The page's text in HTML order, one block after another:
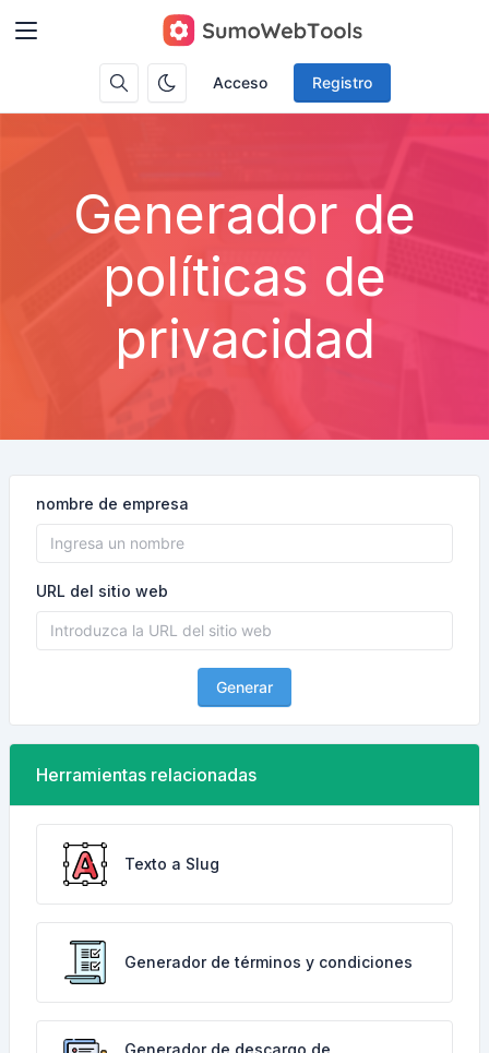
Acceso Registro
Generador de
políticas de
privacidad
nombre de empresa
URL del sitio web
Generar
Herramientas relacionadas
Texto a Slug
Generador de términos y condiciones
Generador de descargo de